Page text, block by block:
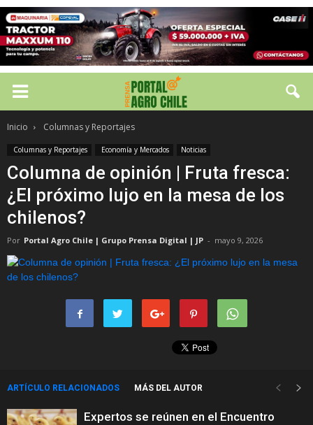
Inicio Columnas y Reportajes
Columnas y Reportajes Economía y Mercados Noticias
Columna de opinión | Fruta fresca:
¿El próximo lujo en la mesa de los
chilenos?
Por Portal Agro Chile | Grupo Prensa Digital | JP - mayo 9, 2026
ARTÍCULO RELACIONADOS MÁS DEL AUTOR
Expertos se reúnen en el Encuentro